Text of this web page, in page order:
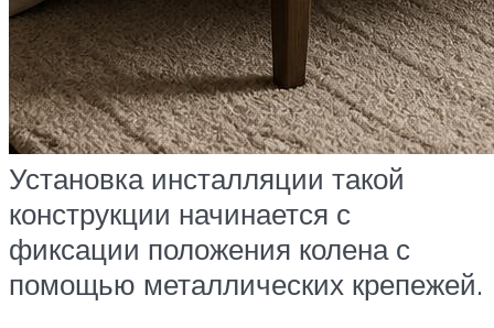
Установка инсталляции такой
конструкции начинается с
фиксации положения колена с
помощью металлических крепежей.